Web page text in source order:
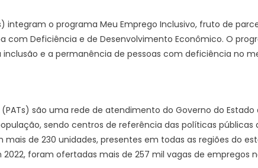
integram o programa Meu Emprego Inclusivo, fruto de
com Deficiência e de Desenvolvimento Econômico. O
e a permanência de pessoas com deficiência no
são uma rede de atendimento do Governo do Estado
sendo centros de referência das políticas públicas
de 230 unidades, presentes em todas as regiões do
foram ofertadas mais de 257 mil vagas de empregos